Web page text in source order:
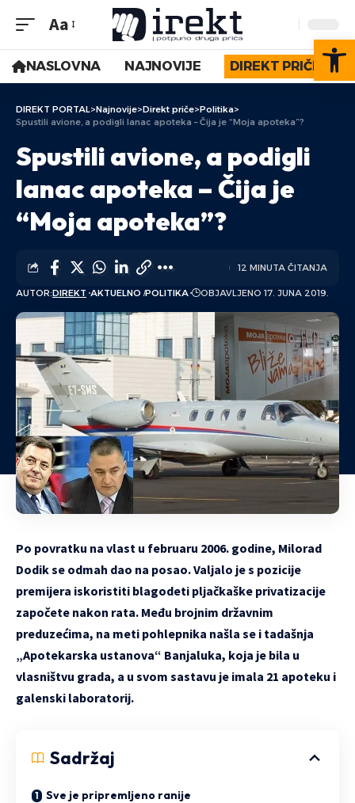
Aa
NASLOVNA NAJNOVIJE DIREKT PRIČE
DIREKT PORTAL>Najnovije>Direkt priče>Politika>
Spustili avione, a podigli lanac apoteka – Čija je “Moja apoteka”?
Spustili avione, a podigli
lanac apoteka – Čija je
“Moja apoteka”?
AUTOR:DIREKT AKTUELNO POLITIKA OBJAVLJENO 17. JUNA 2019.
12 MINUTA ČITANJA
Po povratku na vlast u februaru 2006. godine, Milorad
Dodik se odmah dao na posao. Valjalo je s pozicije
premijera iskoristiti blagodeti pljačkaške privatizacije
započete nakon rata. Među brojnim državnim
preduzećima, na meti pohlepnika našla se i tadašnja
„Apotekarska ustanova“ Banjaluka, koja je bila u
vlasništvu grada, a u svom sastavu je imala 21 apoteku i
galenski laboratorij.
Sadržaj
Sve je pripremljeno ranije